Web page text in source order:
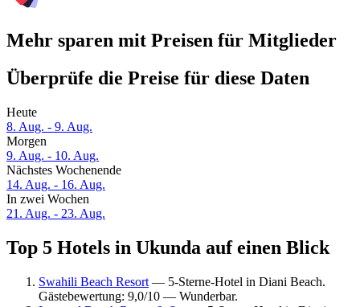
Mehr sparen mit Preisen für Mitglieder
Überprüfe die Preise für diese Daten
Heute
8. Aug. - 9. Aug.
Morgen
9. Aug. - 10. Aug.
Nächstes Wochenende
14. Aug. - 16. Aug.
In zwei Wochen
21. Aug. - 23. Aug.
Top 5 Hotels in Ukunda auf einen Blick
Swahili Beach Resort — 5-Sterne-Hotel in Diani Beach.
Gästebewertung: 9,0/10 — Wunderbar.